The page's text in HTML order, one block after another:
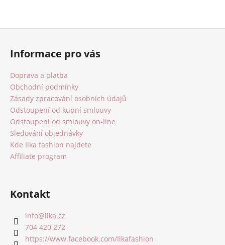
Informace pro vás
Doprava a platba
Obchodní podmínky
Zásady zpracování osobních údajů
Odstoupení od kupní smlouvy
Odstoupení od smlouvy on-line
Sledování objednávky
Kde Ilka fashion najdete
Affiliate program
Kontakt
info@ilka.cz
704 420 272
https://www.facebook.com/Ilkafashion